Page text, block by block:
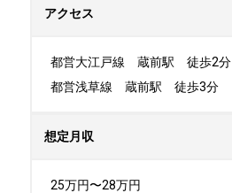
アクセス
都営大江戸線　蔵前駅　徒歩2分
都営浅草線　蔵前駅　徒歩3分
想定月収
25万円〜28万円